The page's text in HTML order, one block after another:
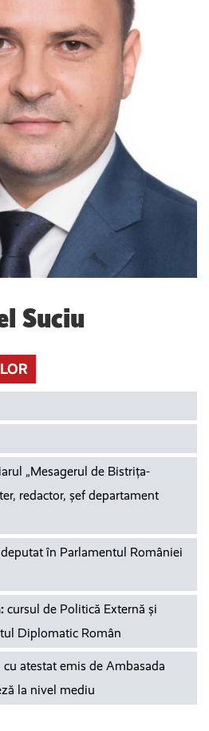
Suciu
„Mesagerul de Bistriţa-
redactor, şef departament
deputat în Parlamentul României
cursul de Politică Externă şi
Diplomatic Român
cu atestat emis de Ambasada
la nivel mediu